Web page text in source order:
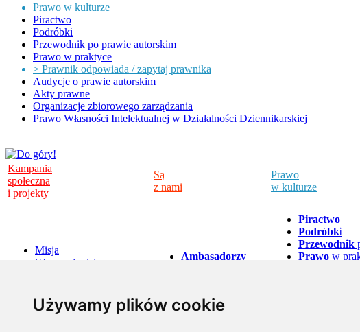
Używamy plików cookie
Prawo w kulturze
Piractwo
Podróbki
Przewodnik po prawie autorskim
Prawo w praktyce
> Prawnik odpowiada / zapytaj prawnika
Audycje o prawie autorskim
Akty prawne
Organizacje zbiorowego zarządzania
Prawo Własności Intelektualnej w Działalności Dziennikarskiej
Kampania
społeczna
i projekty
Są
z nami
Prawo
w kulturze
Misja
Wesprzyj misję
i odpowiedziach
Ambasadorzy
Piractwo
Podróbki
Przewodnik
Prawo w